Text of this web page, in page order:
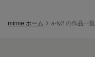
minne ホーム a-ty2 の作品一覧